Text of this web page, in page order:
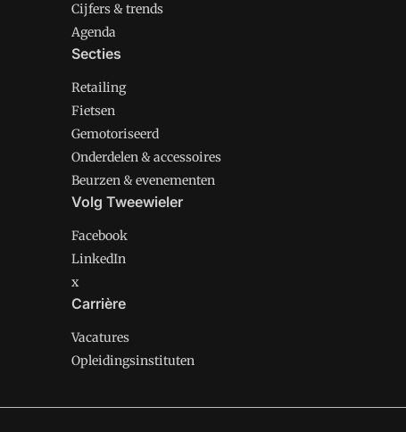
Cijfers & trends
Agenda
Secties
Retailing
Fietsen
Gemotoriseerd
Onderdelen & accessoires
Beurzen & evenementen
Volg Tweewieler
Facebook
LinkedIn
x
Carrière
Vacatures
Opleidingsinstituten